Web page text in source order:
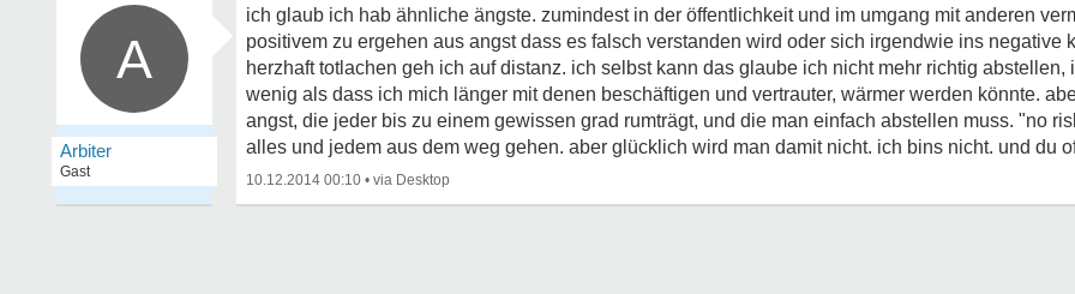
A
Arbiter
Gast
ich glaub ich hab ähnliche ängste. zumindest in der öffentlichkeit und im umgang mit anderen
positivem zu ergehen aus angst dass es falsch verstanden wird oder sich irgendwie ins negative
herzhaft totlachen geh ich auf distanz. ich selbst kann das glaube ich nicht mehr richtig abstellen,
wenig als dass ich mich länger mit denen beschäftigen und vertrauter, wärmer werden könnte.
angst, die jeder bis zu einem gewissen grad rumträgt, und die man einfach abstellen muss. "no
alles und jedem aus dem weg gehen. aber glücklich wird man damit nicht. ich bins nicht. und du
10.12.2014 00:10 •